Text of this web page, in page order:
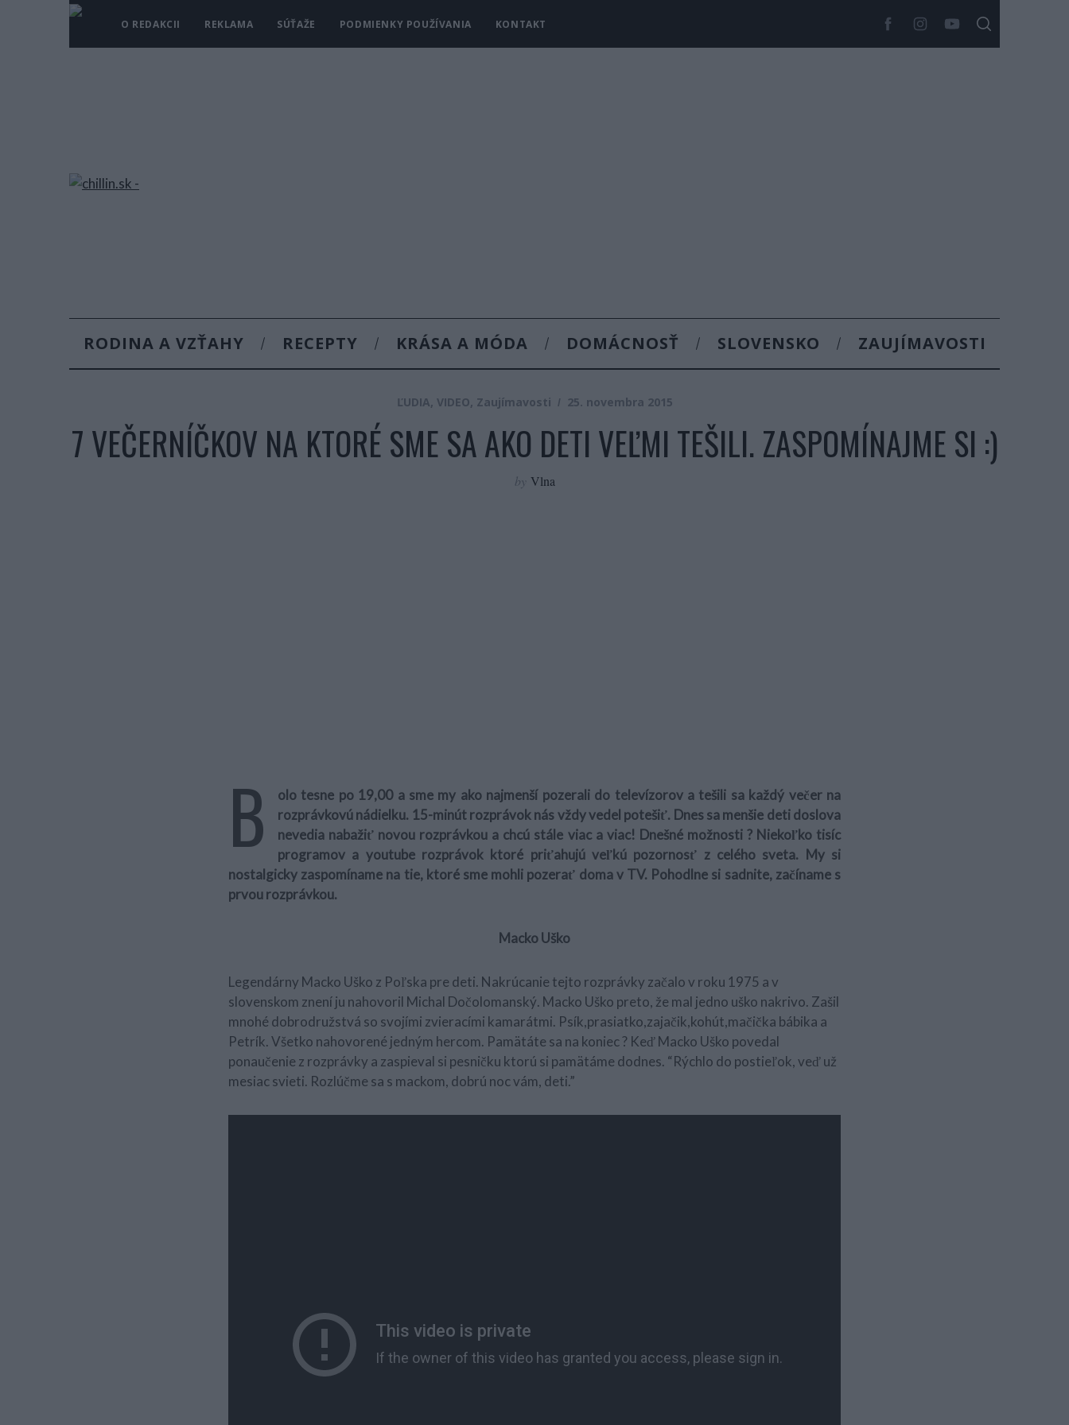
O REDAKCII REKLAMA SÚŤAŽE PODMIENKY POUŽÍVANIA KONTAKT
RODINA A VZŤAHY RECEPTY KRÁSA A MÓDA DOMÁCNOSŤ SLOVENSKO ZAUJÍMAVOSTI
ĽUDIA, VIDEO, Zaujímavosti 25. novembra 2015
7 VEČERNÍČKOV NA KTORÉ SME SA AKO DETI VEĽMI TEŠILI. ZASPOMÍNAJME SI :)
by Vlna
B
olo tesne po 19,00 a sme my ako najmenší pozerali do televízorov a tešili sa každý večer na
rozprávkovú nádielku. 15-minút rozprávok nás vždy vedel potešiť. Dnes sa menšie deti doslova
nevedia nabažiť novou rozprávkou a chcú stále viac a viac! Dnešné možnosti ? Niekoľko tisíc
programov a youtube rozprávok ktoré priťahujú veľkú pozornosť z celého sveta. My si
nostalgicky zaspomíname na tie, ktoré sme mohli pozerať doma v TV. Pohodlne si sadnite, začíname s
prvou rozprávkou.
Macko Uško
Legendárny Macko Uško z Poľska pre deti. Nakrúcanie tejto rozprávky začalo v roku 1975 a v
slovenskom znení ju nahovoril Michal Dočolomanský. Macko Uško preto, že mal jedno uško nakrivo. Zašil
mnohé dobrodružstvá so svojími zvieracími kamarátmi. Psík,prasiatko,zajačik,kohút,mačička bábika a
Petrík. Všetko nahovorené jedným hercom. Pamätáte sa na koniec ? Keď Macko Uško povedal
ponaučenie z rozprávky a zaspieval si pesničku ktorú si pamätáme dodnes. “Rýchlo do postieľok, veď už
mesiac svieti. Rozlúčme sa s mackom, dobrú noc vám, deti.”